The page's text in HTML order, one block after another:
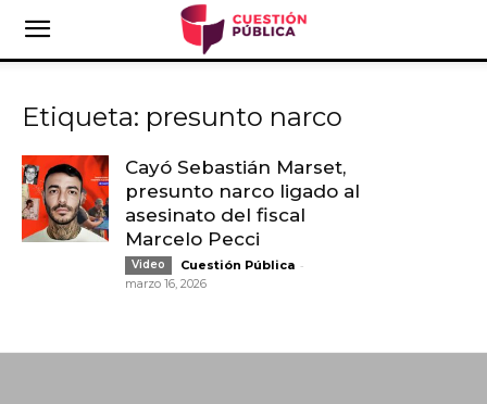
Etiqueta: presunto narco
Cayó Sebastián Marset,
presunto narco ligado al
asesinato del fiscal
Marcelo Pecci
Video Cuestión Pública -
marzo 16, 2026